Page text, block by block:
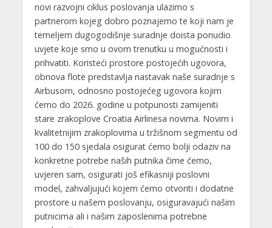
novi razvojni ciklus poslovanja ulazimo s
partnerom kojeg dobro poznajemo te koji nam je
temeljem dugogodišnje suradnje doista ponudio
uvjete koje smo u ovom trenutku u mogućnosti i
prihvatiti. Koristeći prostore postojećih ugovora,
obnova flote predstavlja nastavak naše suradnje s
Airbusom, odnosno postojećeg ugovora kojim
ćemo do 2026. godine u potpunosti zamijeniti
stare zrakoplove Croatia Airlinesa novima. Novim i
kvalitetnijim zrakoplovima u tržišnom segmentu od
100 do 150 sjedala osigurat ćemo bolji odaziv na
konkretne potrebe naših putnika čime ćemo,
uvjeren sam, osigurati još efikasniji poslovni
model, zahvaljujući kojem ćemo otvoriti i dodatne
prostore u našem poslovanju, osiguravajući našim
putnicima ali i našim zaposlenima potrebne